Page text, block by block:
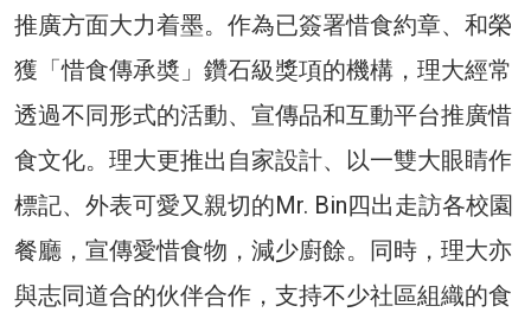
推廣方面大力着墨。作為已簽署惜食約章、和榮
獲「惜食傳承奬」鑽石級獎項的機構，理大經常
透過不同形式的活動、宣傳品和互動平台推廣惜
食文化。理大更推出自家設計、以一雙大眼睛作
標記、外表可愛又親切的Mr. Bin四出走訪各校園
餐廳，宣傳愛惜食物，減少廚餘。同時，理大亦
與志同道合的伙伴合作，支持不少社區組織的食